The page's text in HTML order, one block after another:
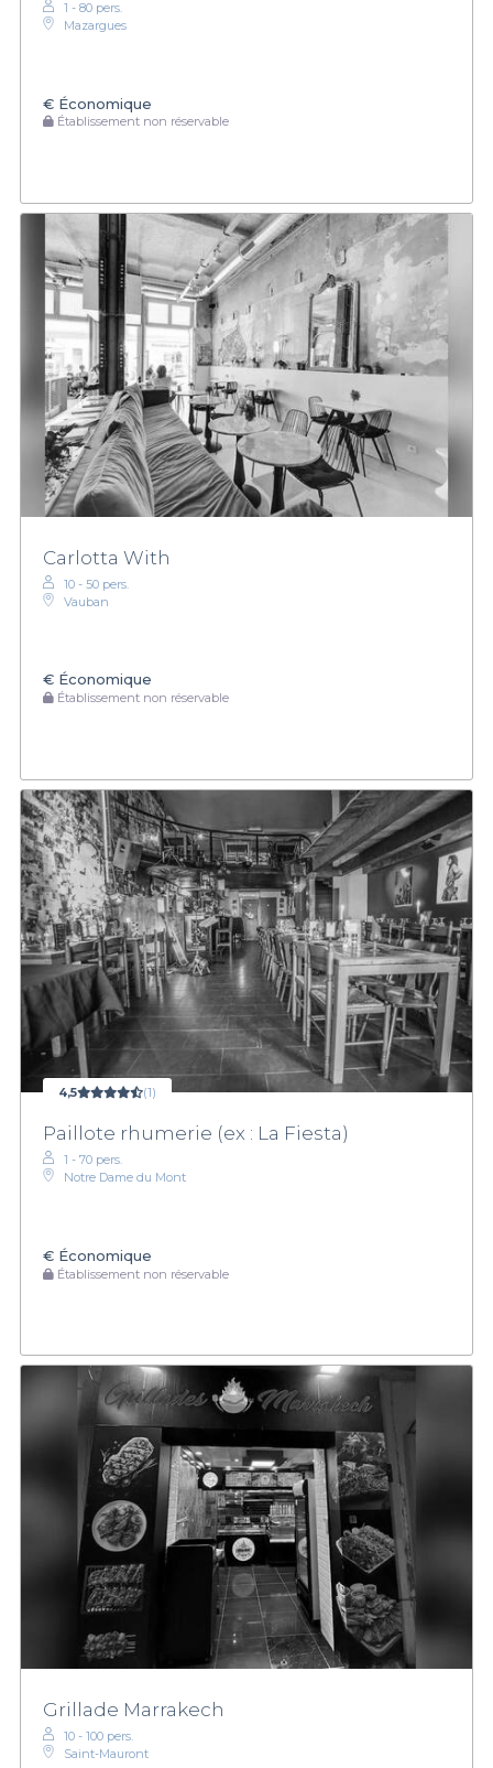
1 - 80 pers.
Mazargues
€ Économique
Établissement non réservable
Carlotta With
10 - 50 pers.
Vauban
€ Économique
Établissement non réservable
4,5 (1)
Paillote rhumerie (ex : La Fiesta)
1 - 70 pers.
Notre Dame du Mont
€ Économique
Établissement non réservable
Grillade Marrakech
10 - 100 pers.
Saint-Mauront